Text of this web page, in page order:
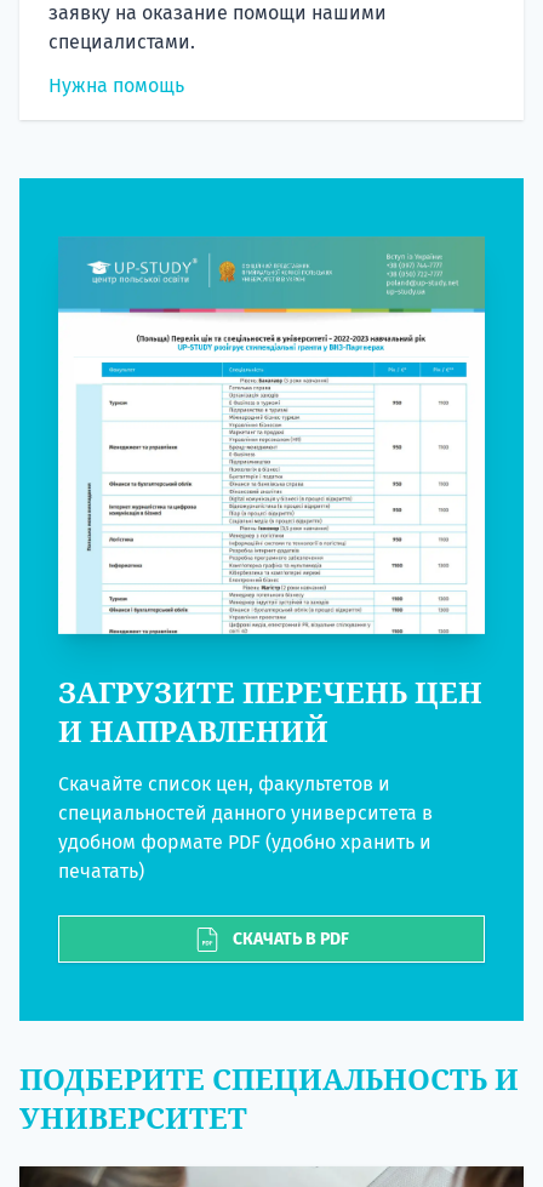
заявку на оказание помощи нашими
специалистами.
Нужна помощь
ЗАГРУЗИТЕ ПЕРЕЧЕНЬ ЦЕН
И НАПРАВЛЕНИЙ
Скачайте список цен, факультетов и
специальностей данного университета в
удобном формате PDF (удобно хранить и
печатать)
СКАЧАТЬ В PDF
ПОДБЕРИТЕ СПЕЦИАЛЬНОСТЬ И
УНИВЕРСИТЕТ